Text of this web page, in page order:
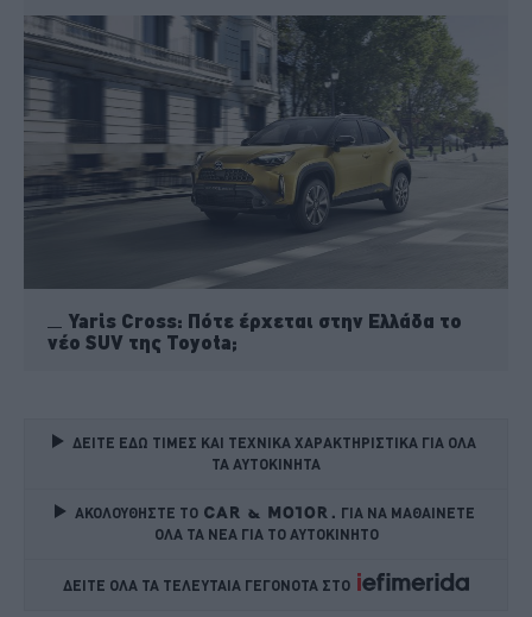
Yaris Cross: Πότε έρχεται στην Ελλάδα το
νέο SUV της Toyota;
ΔΕΙΤΕ ΕΔΩ ΤΙΜΕΣ ΚΑΙ ΤΕΧΝΙΚΑ ΧΑΡΑΚΤΗΡΙΣΤΙΚΑ ΓΙΑ ΟΛΑ
ΤΑ ΑΥΤΟΚΙΝΗΤΑ
ΑΚΟΛΟΥΘΗΣΤΕ ΤΟ
ΓΙΑ ΝΑ ΜΑΘΑΙΝΕΤΕ
ΟΛΑ ΤΑ ΝΕΑ ΓΙΑ ΤΟ ΑΥΤΟΚΙΝΗΤΟ
ΔΕΙΤΕ ΟΛΑ ΤΑ ΤΕΛΕΥΤΑΙΑ ΓΕΓΟΝΟΤΑ ΣΤΟ